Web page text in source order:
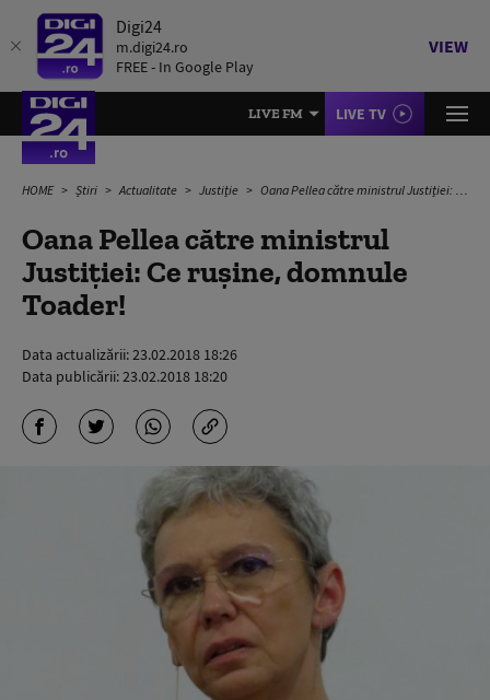
Digi24
m.digi24.ro
FREE - In Google Play
VIEW
LIVE FM LIVE TV
HOME Știri Actualitate Justiție Oana Pellea către ministrul Justiției: Ce rușine, domnule Toader!
Oana Pellea către ministrul
Justiției: Ce rușine, domnule
Toader!
Data actualizării:23.02.2018 18:26
Data publicării:23.02.2018 18:20